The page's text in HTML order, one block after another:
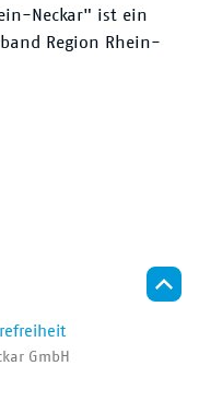
Neckar" ist ein
Region Rhein-
GmbH